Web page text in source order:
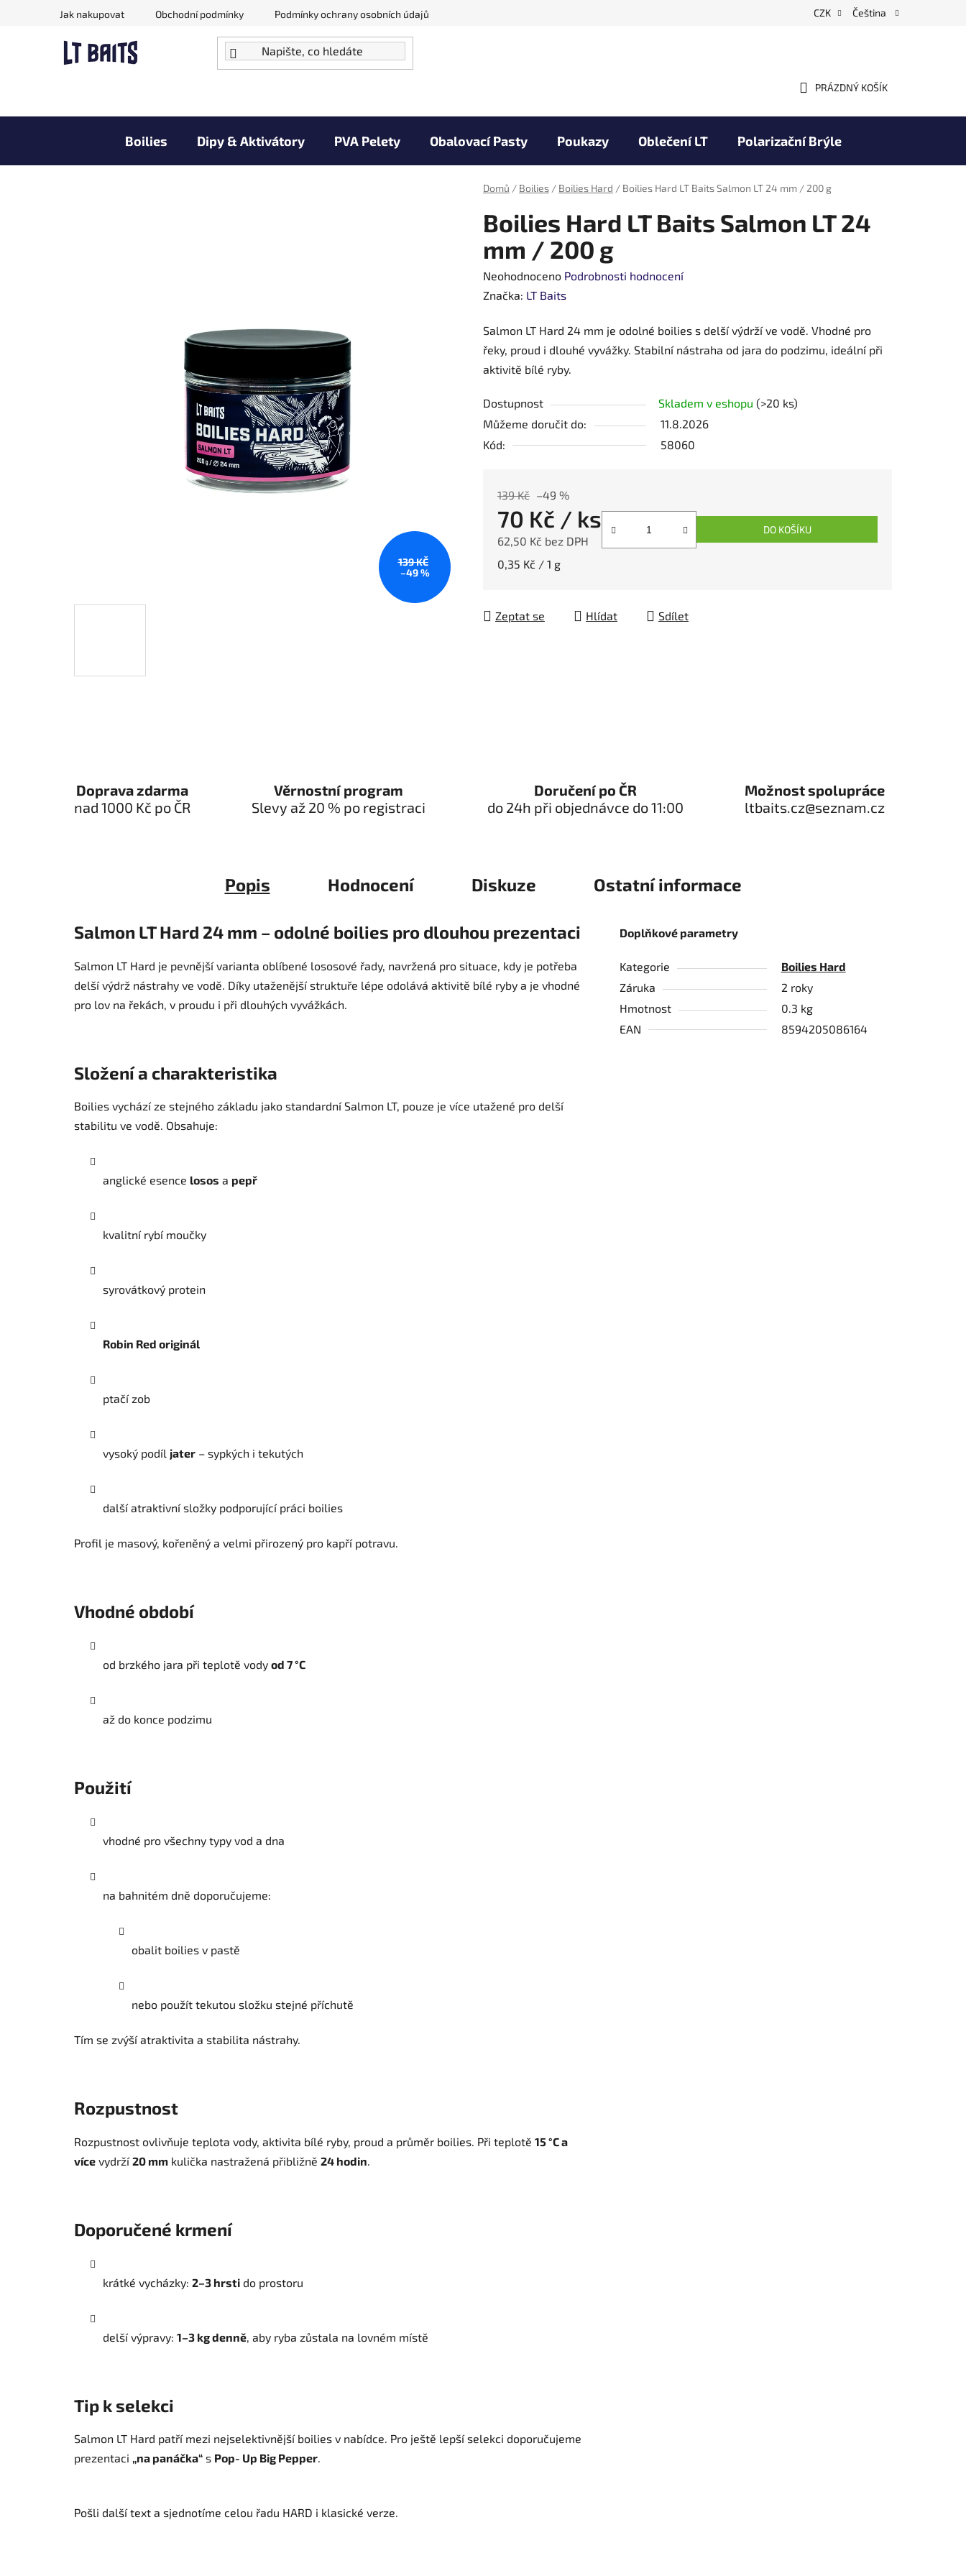
Jak nakupovat Obchodní podmínky Podmínky ochrany osobních údajů CZK Čeština
NÁKUPNÍ
PRÁZDNÝ KOŠÍK
Boilies Dipy & Aktivátory PVA Pelety Obalovací Pasty Poukazy Oblečení LT Polarizační Brýle
Zprávy od vody Kontakty Obchodní podmínky Značky
Domů / Boilies / Boilies Hard / Boilies Hard LT Baits Salmon LT 24 mm / 200 g
Boilies Hard LT Baits Salmon LT 24
mm / 200 g
Průměrné
hodnocení
je
0,0
z
hvězdiček.
Neohodnoceno Podrobnosti hodnocení
Značka: LT Baits
Salmon LT Hard 24 mm je odolné boilies s delší výdrží ve vodě. Vhodné pro
řeky, proud i dlouhé vyvážky. Stabilní nástraha od jara do podzimu, ideální při
aktivitě bílé ryby.
Dostupnost Skladem v eshopu (>20 ks)
Můžeme doručit do:
11.8.2026
Kód:
58060
139 Kč –49 %
70 Kč / ks
62,50 Kč bez DPH
Měrná cena:
0,35 Kč / 1 g
DO KOŠÍKU
Zeptat se Hlídat Sdílet
139 KČ
–49 %
Doprava zdarma
nad 1000 Kč po ČR
Věrnostní program
Slevy až 20 % po registraci
Doručení po ČR
do 24h při objednávce do 11:00
Možnost spolupráce
ltbaits.cz@seznam.cz
Popis Hodnocení Diskuze Ostatní informace
Salmon LT Hard 24 mm – odolné boilies pro dlouhou prezentaci
Salmon LT Hard je pevnější varianta oblíbené lososové řady, navržená pro situace, kdy je potřeba
delší výdrž nástrahy ve vodě. Díky utaženější struktuře lépe odolává aktivitě bílé ryby a je vhodné
pro lov na řekách, v proudu i při dlouhých vyvážkách.
Složení a charakteristika
Boilies vychází ze stejného základu jako standardní Salmon LT, pouze je více utažené pro delší
stabilitu ve vodě. Obsahuje:
anglické esence losos a pepř
kvalitní rybí moučky
syrovátkový protein
Robin Red originál
ptačí zob
vysoký podíl jater – sypkých i tekutých
další atraktivní složky podporující práci boilies
Profil je masový, kořeněný a velmi přirozený pro kapří potravu.
Vhodné období
od brzkého jara při teplotě vody od 7 °C
až do konce podzimu
Použití
vhodné pro všechny typy vod a dna
na bahnitém dně doporučujeme:
obalit boilies v pastě
nebo použít tekutou složku stejné příchutě
Tím se zvýší atraktivita a stabilita nástrahy.
Rozpustnost
Rozpustnost ovlivňuje teplota vody, aktivita bílé ryby, proud a průměr boilies. Při teplotě 15 °C a
více vydrží20 mm kulička nastražená přibližně 24 hodin.
Doporučené krmení
krátké vycházky: 2–3 hrsti do prostoru
delší výpravy: 1–3 kg denně , aby ryba zůstala na lovném místě
Tip k selekci
Salmon LT Hard patří mezi nejselektivnější boilies v nabídce. Pro ještě lepší selekci doporučujeme
prezentaci „na panáčka“ s Pop‑Up Big Pepper.
Pošli další text a sjednotíme celou řadu HARD i klasické verze.
Doplňkové parametry
Kategorie
Boilies Hard
Záruka
2 roky
Hmotnost
0.3 kg
EAN
8594205086164